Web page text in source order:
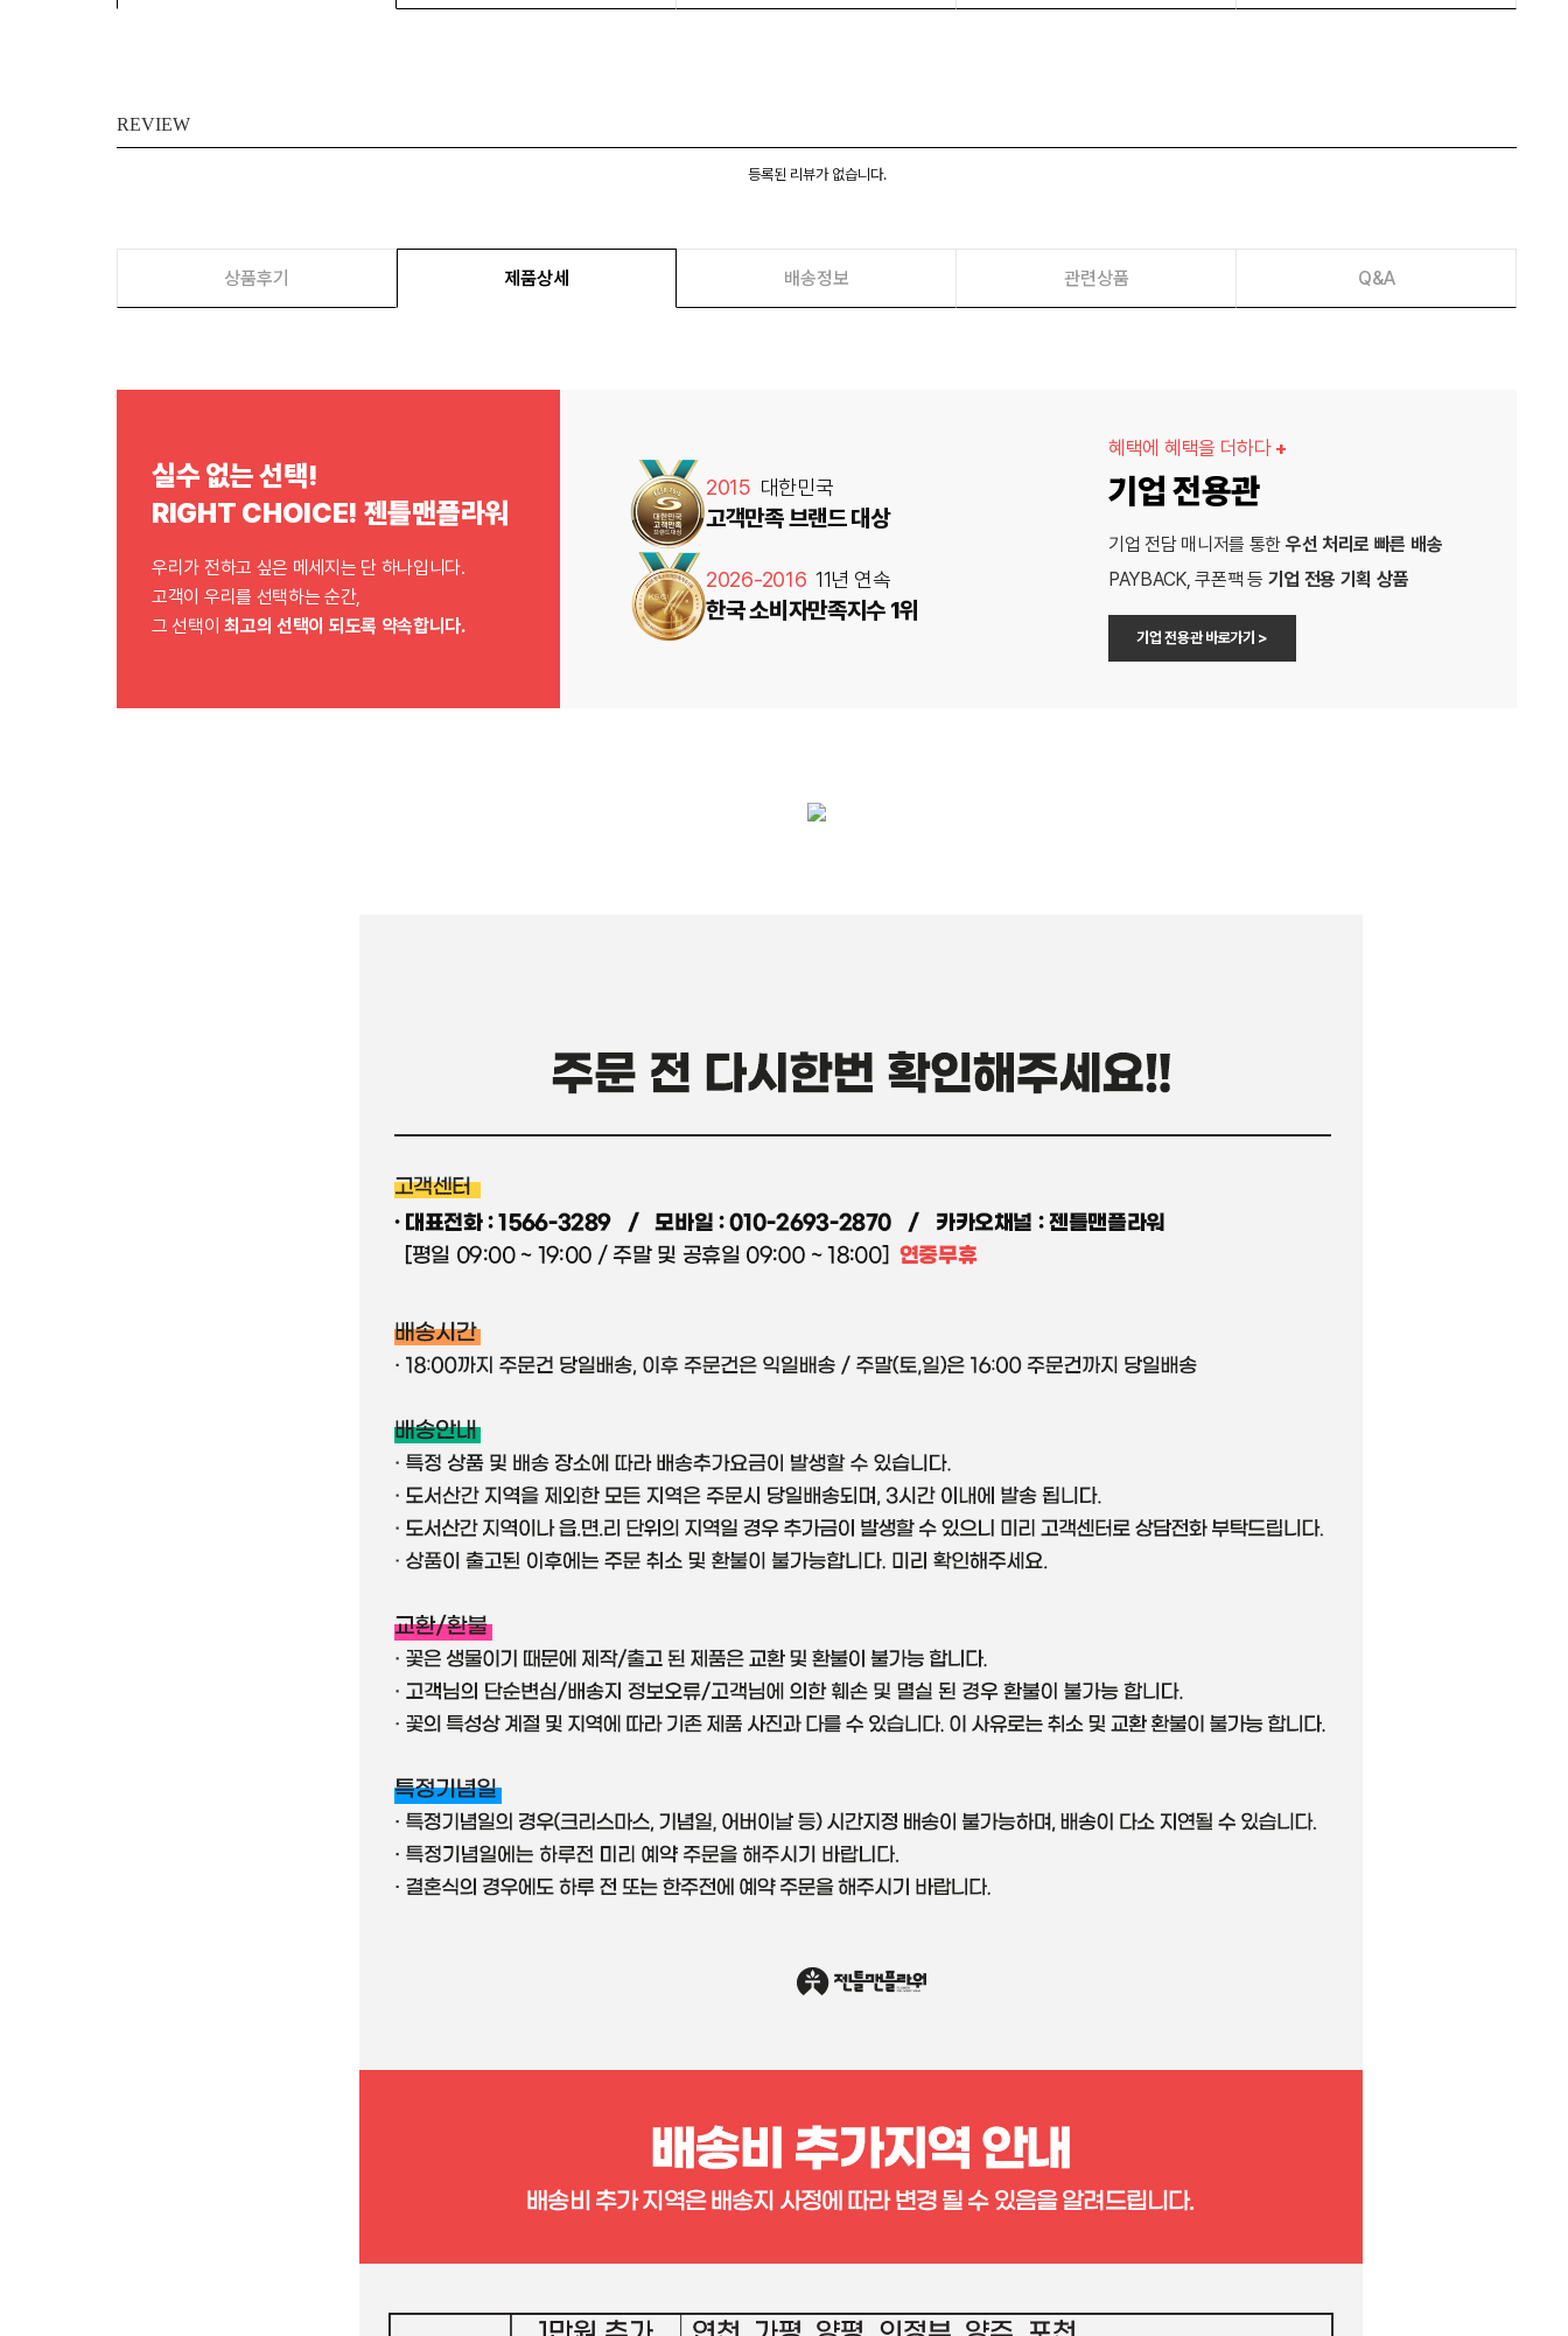
REVIEW
등록된 리뷰가 없습니다.
상품후기 제품상세 배송정보 관련상품 Q&A
실수 없는 선택!
RIGHT CHOICE! 젠틀맨플라워
우리가 전하고 싶은 메세지는 단 하나입니다.
고객이 우리를 선택하는 순간,
그 선택이최고의 선택이 되도록 약속합니다.
2015 대한민국
고객만족 브랜드 대상
2026-2016 11년 연속
한국 소비자만족지수 1위
혜택에 혜택을 더하다 +
기업 전용관
기업 전담 매니저를 통한 우선 처리로 빠른 배송
PAYBACK, 쿠폰팩 등 기업 전용 기획 상품
기업 전용관 바로가기 >